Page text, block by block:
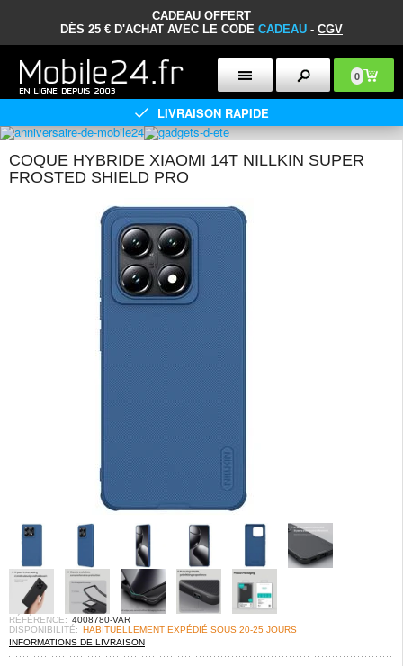
CADEAU OFFERT
DÈS 25 € D'ACHAT AVEC LE CODE CADEAU - CGV
0
LIVRAISON RAPIDE
COQUE HYBRIDE XIAOMI 14T NILLKIN SUPER
FROSTED SHIELD PRO
RÉFÉRENCE: 4008780-VAR
DISPONIBILITÉ: HABITUELLEMENT EXPÉDIÉ SOUS 20-25 JOURS
INFORMATIONS DE LIVRAISON